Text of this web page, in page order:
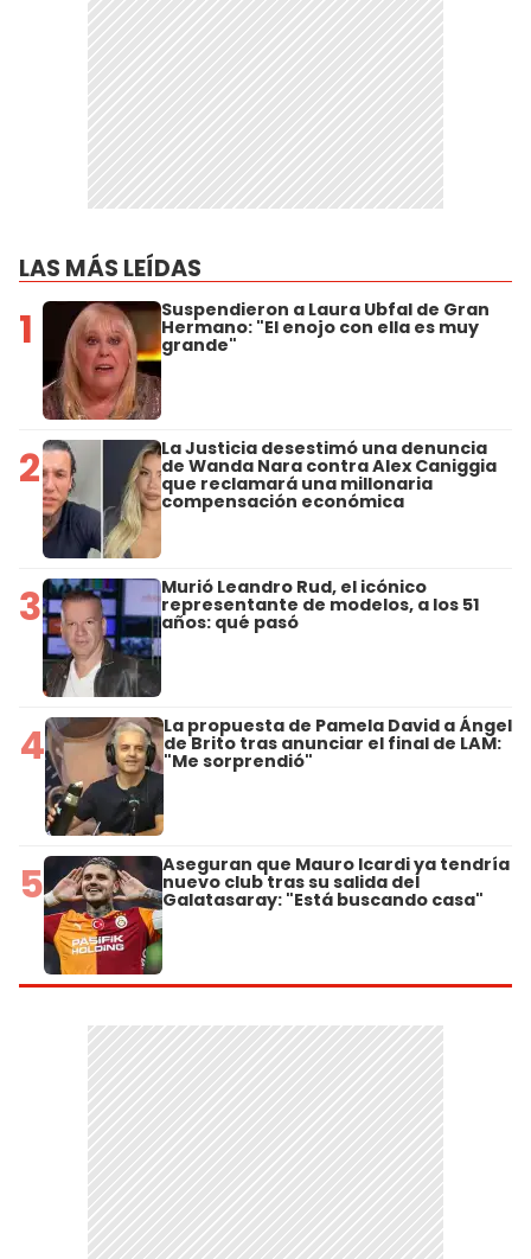
LAS MÁS LEÍDAS
1 Suspendieron a Laura Ubfal de Gran
Hermano: "El enojo con ella es muy
grande"
2 La Justicia desestimó una denuncia
de Wanda Nara contra Alex Caniggia
que reclamará una millonaria
compensación económica
3 Murió Leandro Rud, el icónico
representante de modelos, a los 51
años: qué pasó
4 La propuesta de Pamela David a Ángel
de Brito tras anunciar el final de LAM:
"Me sorprendió"
5 Aseguran que Mauro Icardi ya tendría
nuevo club tras su salida del
Galatasaray: "Está buscando casa"